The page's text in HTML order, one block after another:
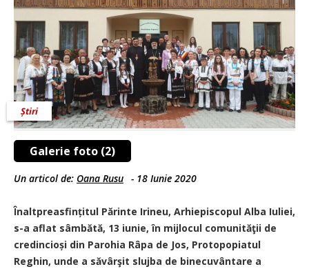
Galerie foto (2)
Știri
Un articol de: Oana Rusu - 18 Iunie 2020
Înaltpreasfințitul Părinte Irineu, Arhiepiscopul Alba Iuliei,
s-a aflat sâmbătă, 13 iunie, în mijlocul comunităţii de
credincioși din Parohia Râpa de Jos, Protopopiatul
Reghin, unde a săvârşit slujba de binecuvântare a